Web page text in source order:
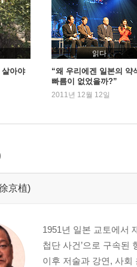
미
다
행 1
2
아야
읽다
“왜 우리에겐 일본의 약
빠름이 없었을까?”
2011년 12월 12일
京植)
1951년 일본 교토에서
첩단 사건’으로 구속된
이후 저술과 강연, 사회